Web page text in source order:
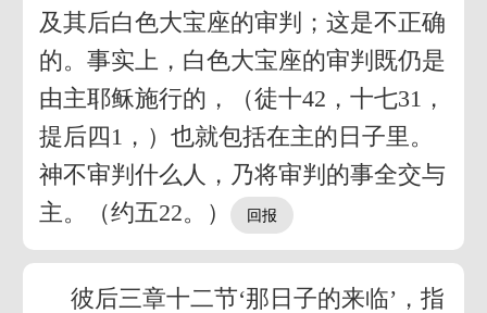
及其后白色大宝座的审判；这是不正确
的。事实上，白色大宝座的审判既仍是
由主耶稣施行的，（徒十42，十七31，
提后四1，）也就包括在主的日子里。
神不审判什么人，乃将审判的事全交与
主。（约五22。）
彼后三章十二节‘那日子的来临’，指